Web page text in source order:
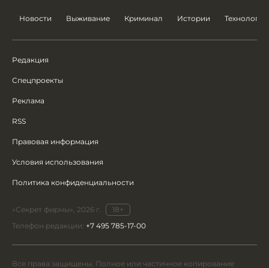
Новости Выживание Криминал Истории Технологии
Редакция
Спецпроекты
Реклама
RSS
Правовая информация
Условия использования
Политика конфиденциальности
«Секрет фирмы», 2026 г.
18+
Телефон редакции: +7 495 785-17-00
Все права защищены. Полное или частичное копирование